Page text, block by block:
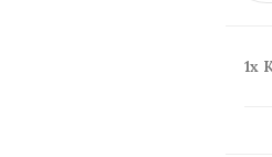
1x